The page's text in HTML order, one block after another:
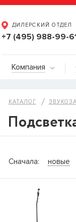
ДИЛЕРСКИЙ ОТДЕЛ
+7 (495) 988-99-
Компания
КАТАЛОГ
ТовараСтруны
наличии, но вы
когда товар
Сначала: новые